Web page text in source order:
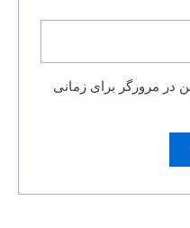
در مرورگر برای زمانی